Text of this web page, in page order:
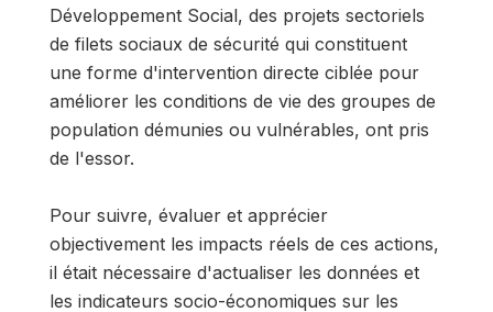
Développement Social, des projets sectoriels
de filets sociaux de sécurité qui constituent
une forme d'intervention directe ciblée pour
améliorer les conditions de vie des groupes de
population démunies ou vulnérables, ont pris
de l'essor.
Pour suivre, évaluer et apprécier
objectivement les impacts réels de ces actions,
il était nécessaire d'actualiser les données et
les indicateurs socio-économiques sur les